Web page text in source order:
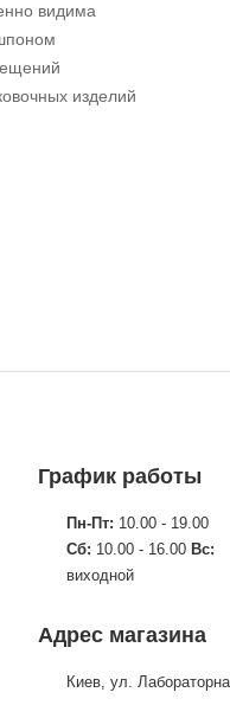
видима
изделий
График работы
Пн-Пт: 10.00 - 19.00
Сб: 10.00 - 16.00 Вс:
виходной
Адрес магазина
Киев, ул.